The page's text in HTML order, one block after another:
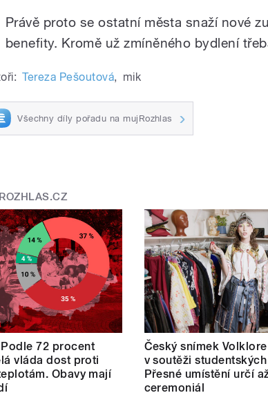
Právě proto se ostatní města snaží nové
benefity. Kromě už zmíněného bydlení
Tereza Pešoutová, mik
Všechny díly pořadu na mujRozhlas
72 procent
vláda dost proti
Obavy mají
Český snímek
v soutěži
Přesné umístění určí
ceremoniál